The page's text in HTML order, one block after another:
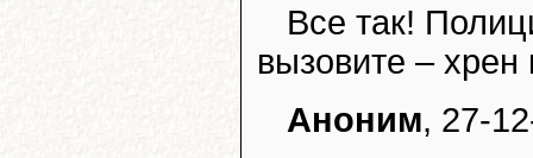
Все так!
вызовите – хрен
Аноним, 27-